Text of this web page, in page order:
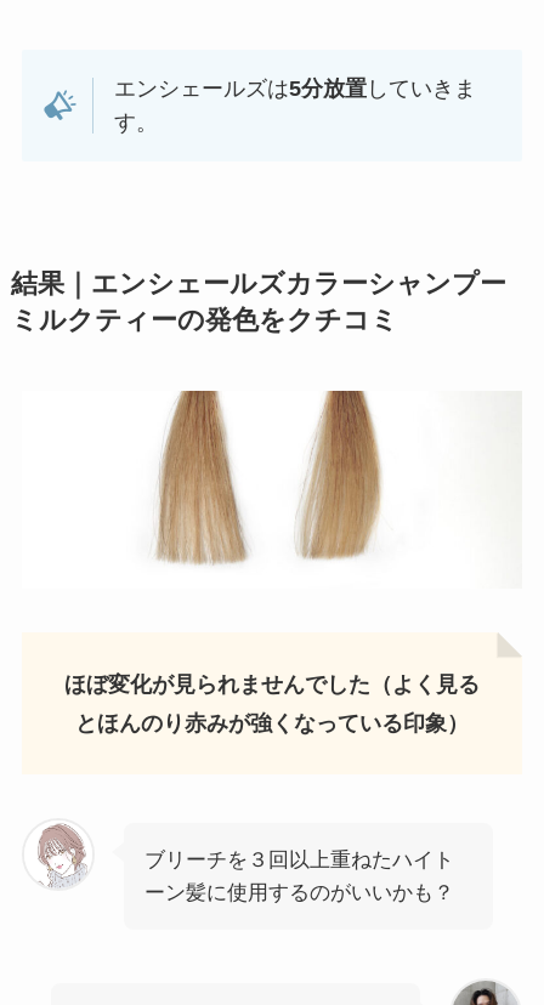
エンシェールズは5分放置 していきま
す。
結果｜エンシェールズカラーシャンプー
ミルクティーの発色をクチコミ
ほぼ変化が見られませんでした（よく見る
とほんのり赤みが強くなっている印象）
ブリーチを３回以上重ねたハイト
ーン髪に使用するのがいいかも？